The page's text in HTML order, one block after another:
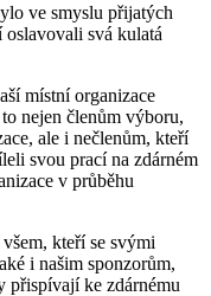
ve smyslu přijatých
oslavovali svá kulatá
místní organizace
nejen členům výboru,
ale i nečlenům, kteří
svou prací na zdárném
v průběhu
kteří se svými
i našim sponzorům,
přispívají ke zdárnému